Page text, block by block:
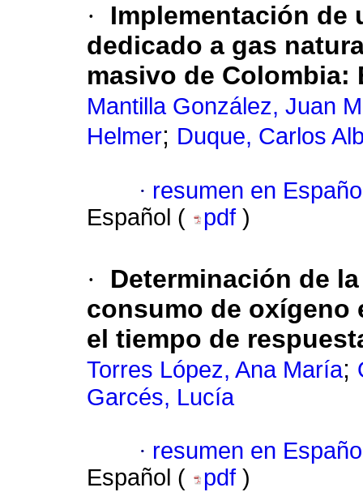
·
Implementación de
dedicado a gas
masivo de Colombia:
Mantilla González, Juan
Helmer; Duque, Carlos
· resumen en
Español (
pdf )
·
Determinación de
consumo de oxígeno
el tiempo de
Torres López, Ana María;
Garcés, Lucía
· resumen en
Español (
pdf )